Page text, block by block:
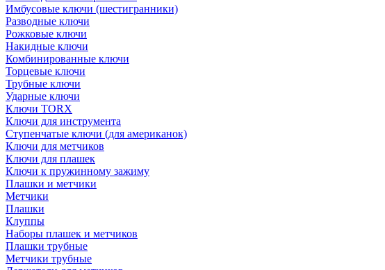
Имбусовые ключи (шестигранники)
Разводные ключи
Рожковые ключи
Накидные ключи
Комбинированные ключи
Торцевые ключи
Трубные ключи
Ударные ключи
Ключи TORX
Ключи для инструмента
Ступенчатые ключи (для американок)
Ключи для метчиков
Ключи для плашек
Ключи к пружинному зажиму
Плашки и метчики
Метчики
Плашки
Клуппы
Наборы плашек и метчиков
Плашки трубные
Метчики трубные